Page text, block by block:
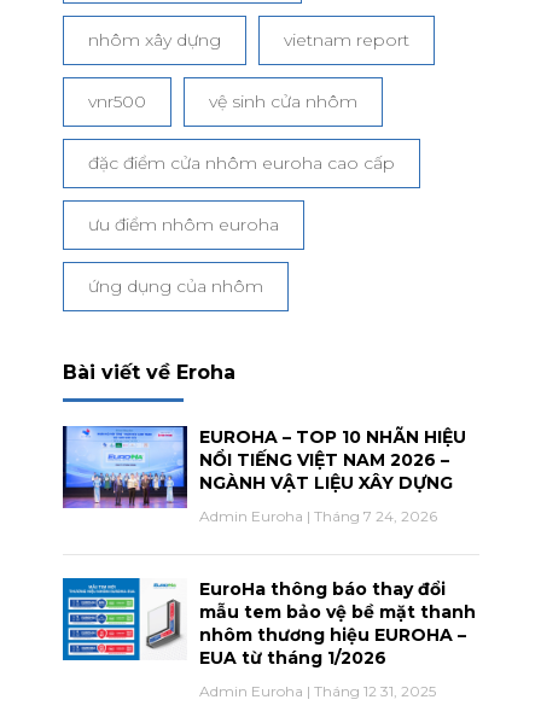
nhôm xây dựng vietnam report
vnr500 vệ sinh cửa nhôm
đặc điểm cửa nhôm euroha cao cấp
ưu điểm nhôm euroha
ứng dụng của nhôm
Bài viết về Eroha
EUROHA – TOP 10 NHÃN HIỆU
NỔI TIẾNG VIỆT NAM 2026 –
NGÀNH VẬT LIỆU XÂY DỰNG
Admin Euroha Tháng 7 24, 2026
EuroHa thông báo thay đổi
mẫu tem bảo vệ bề mặt thanh
nhôm thương hiệu EUROHA –
EUA từ tháng 1/2026
Admin Euroha Tháng 12 31, 2025